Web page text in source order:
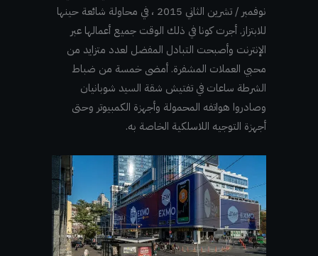
نوفمبر / تشرين الثاني 2015 ، في محاولة شائعة حينها
للابتزاز. أجرت كونا في ذلك الوقت جميع أعمالها عبر
الإنترنت وأصبحت التبادل المفضل لعدد متزايد من
محبي العملات المشفرة. أمضى خمسة من ضباط
الشرطة ساعات في تفتيش شقة السيد شوبانيان
وصادروا هواتفه المحمولة وأجهزة الكمبيوتر وحتى
أجهزة التوجيه اللاسلكية الخاصة به.